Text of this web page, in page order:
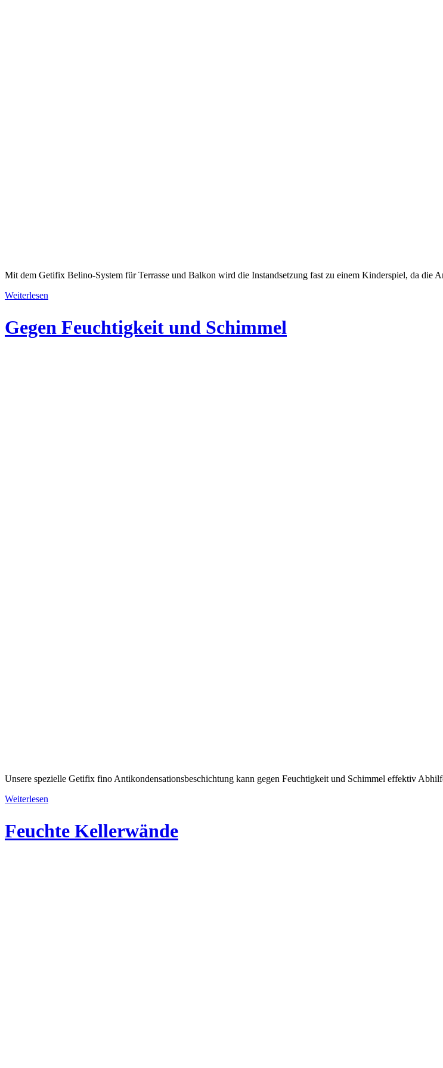
Mit dem Getifix Belino-System für Terrasse und Balkon wird die Instandsetzung fast zu einem Kinderspiel, da die
Weiterlesen
Gegen Feuchtigkeit und Schimmel
Unsere spezielle Getifix fino Antikondensationsbeschichtung kann gegen Feuchtigkeit und Schimmel effektiv
Weiterlesen
Feuchte Kellerwände